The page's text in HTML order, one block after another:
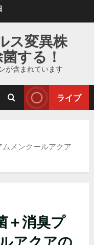
ス変異株
菌する！
が含まれています
ライブ
メンクールアクア
＋消臭プ
アクアの